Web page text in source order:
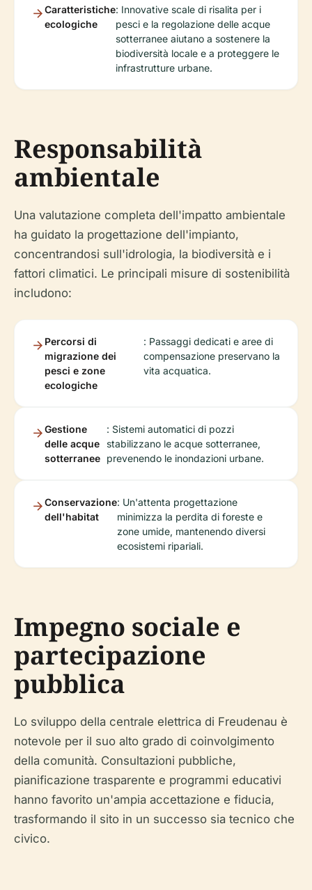
Caratteristiche
ecologiche
: Innovative scale di risalita per i
pesci e la regolazione delle acque
sotterranee aiutano a sostenere la
biodiversità locale e a proteggere le
infrastrutture urbane.
Responsabilità
ambientale
Una valutazione completa dell'impatto ambientale
ha guidato la progettazione dell'impianto,
concentrandosi sull'idrologia, la biodiversità e i
fattori climatici. Le principali misure di sostenibilità
includono:
Percorsi di
migrazione dei
pesci e zone
ecologiche
: Passaggi dedicati e aree di
compensazione preservano la
vita acquatica.
Gestione
delle acque
sotterranee
: Sistemi automatici di pozzi
stabilizzano le acque sotterranee,
prevenendo le inondazioni urbane.
Conservazione
dell'habitat
: Un'attenta progettazione
minimizza la perdita di foreste e
zone umide, mantenendo diversi
ecosistemi ripariali.
Impegno sociale e
partecipazione
pubblica
Lo sviluppo della centrale elettrica di Freudenau è
notevole per il suo alto grado di coinvolgimento
della comunità. Consultazioni pubbliche,
pianificazione trasparente e programmi educativi
hanno favorito un'ampia accettazione e fiducia,
trasformando il sito in un successo sia tecnico che
civico.